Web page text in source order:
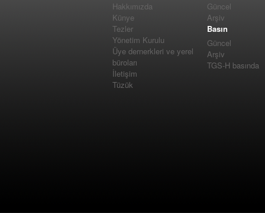
Hakkımızda
Künye
Tezler
Yönetim Kurulu
Üye dernerkleri ve yerel
büroları
İletişim
Tüzük
Güncel
Arşiv
Basın
Güncel
Arşiv
TGS-H basında